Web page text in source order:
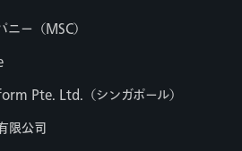
ー（MSC）
Pte. Ltd.（シンガポール）
限公司